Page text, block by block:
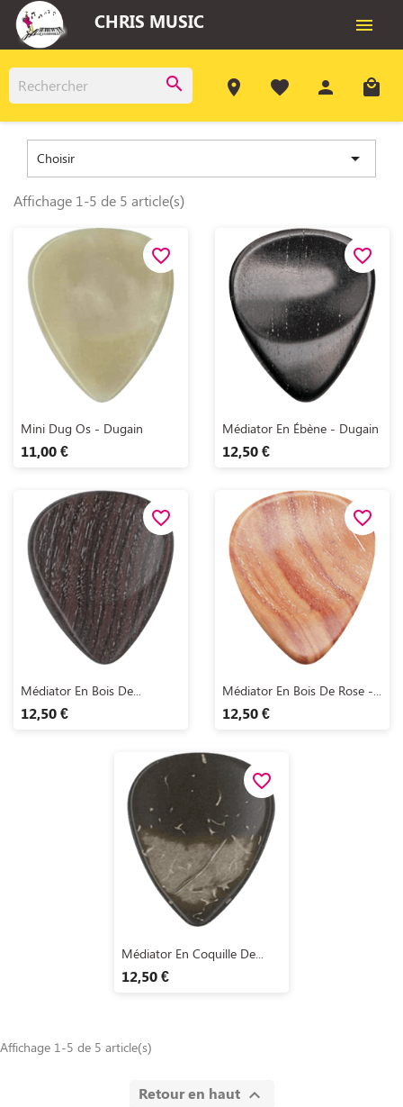
CHRIS MUSIC 
search room favorite person local_mall
Choisir 
Affichage 1-5 de 5 article(s)
 Aperçu rapide
Mini Dug Os - Dugain
11,00 €
favorite_border
 Aperçu rapide
Médiator En Ébène - Dugain
12,50 €
favorite_border
 Aperçu rapide
Médiator En Bois De...
12,50 €
favorite_border
 Aperçu rapide
Médiator En Bois De Rose -...
12,50 €
favorite_border
 Aperçu rapide
Médiator En Coquille De...
12,50 €
favorite_border
Affichage 1-5 de 5 article(s)
Retour en haut 